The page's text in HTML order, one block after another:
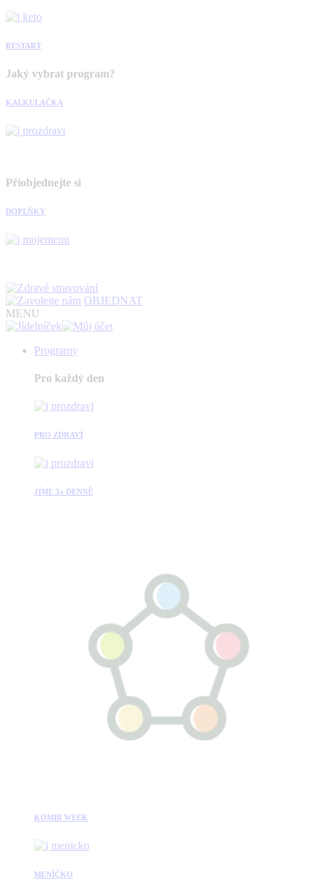
RESTART
Jaký vybrat program?
KALKULAČKA
Přiobjednejte si
DOPLŇKY
OBJEDNAT
MENU
Programy
Pro každý den
PRO ZDRAVÍ
JÍME 3x DENNĚ
KOMBI WEEK
MENÍČKO